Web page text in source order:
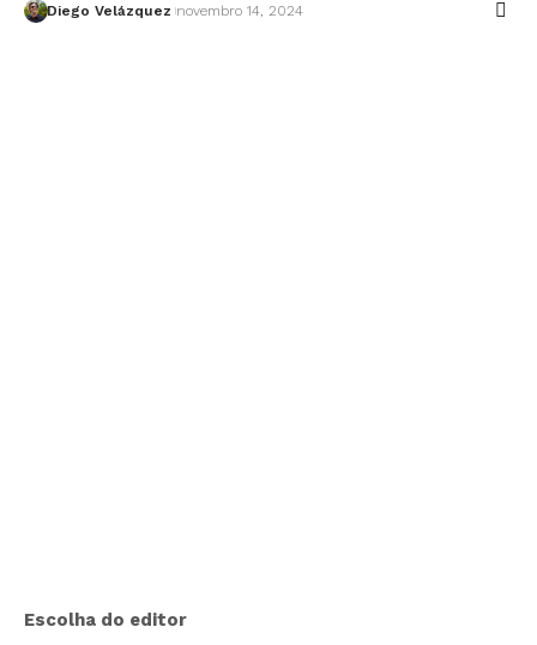
Diego Velázquez novembro 14, 2024
Escolha do editor